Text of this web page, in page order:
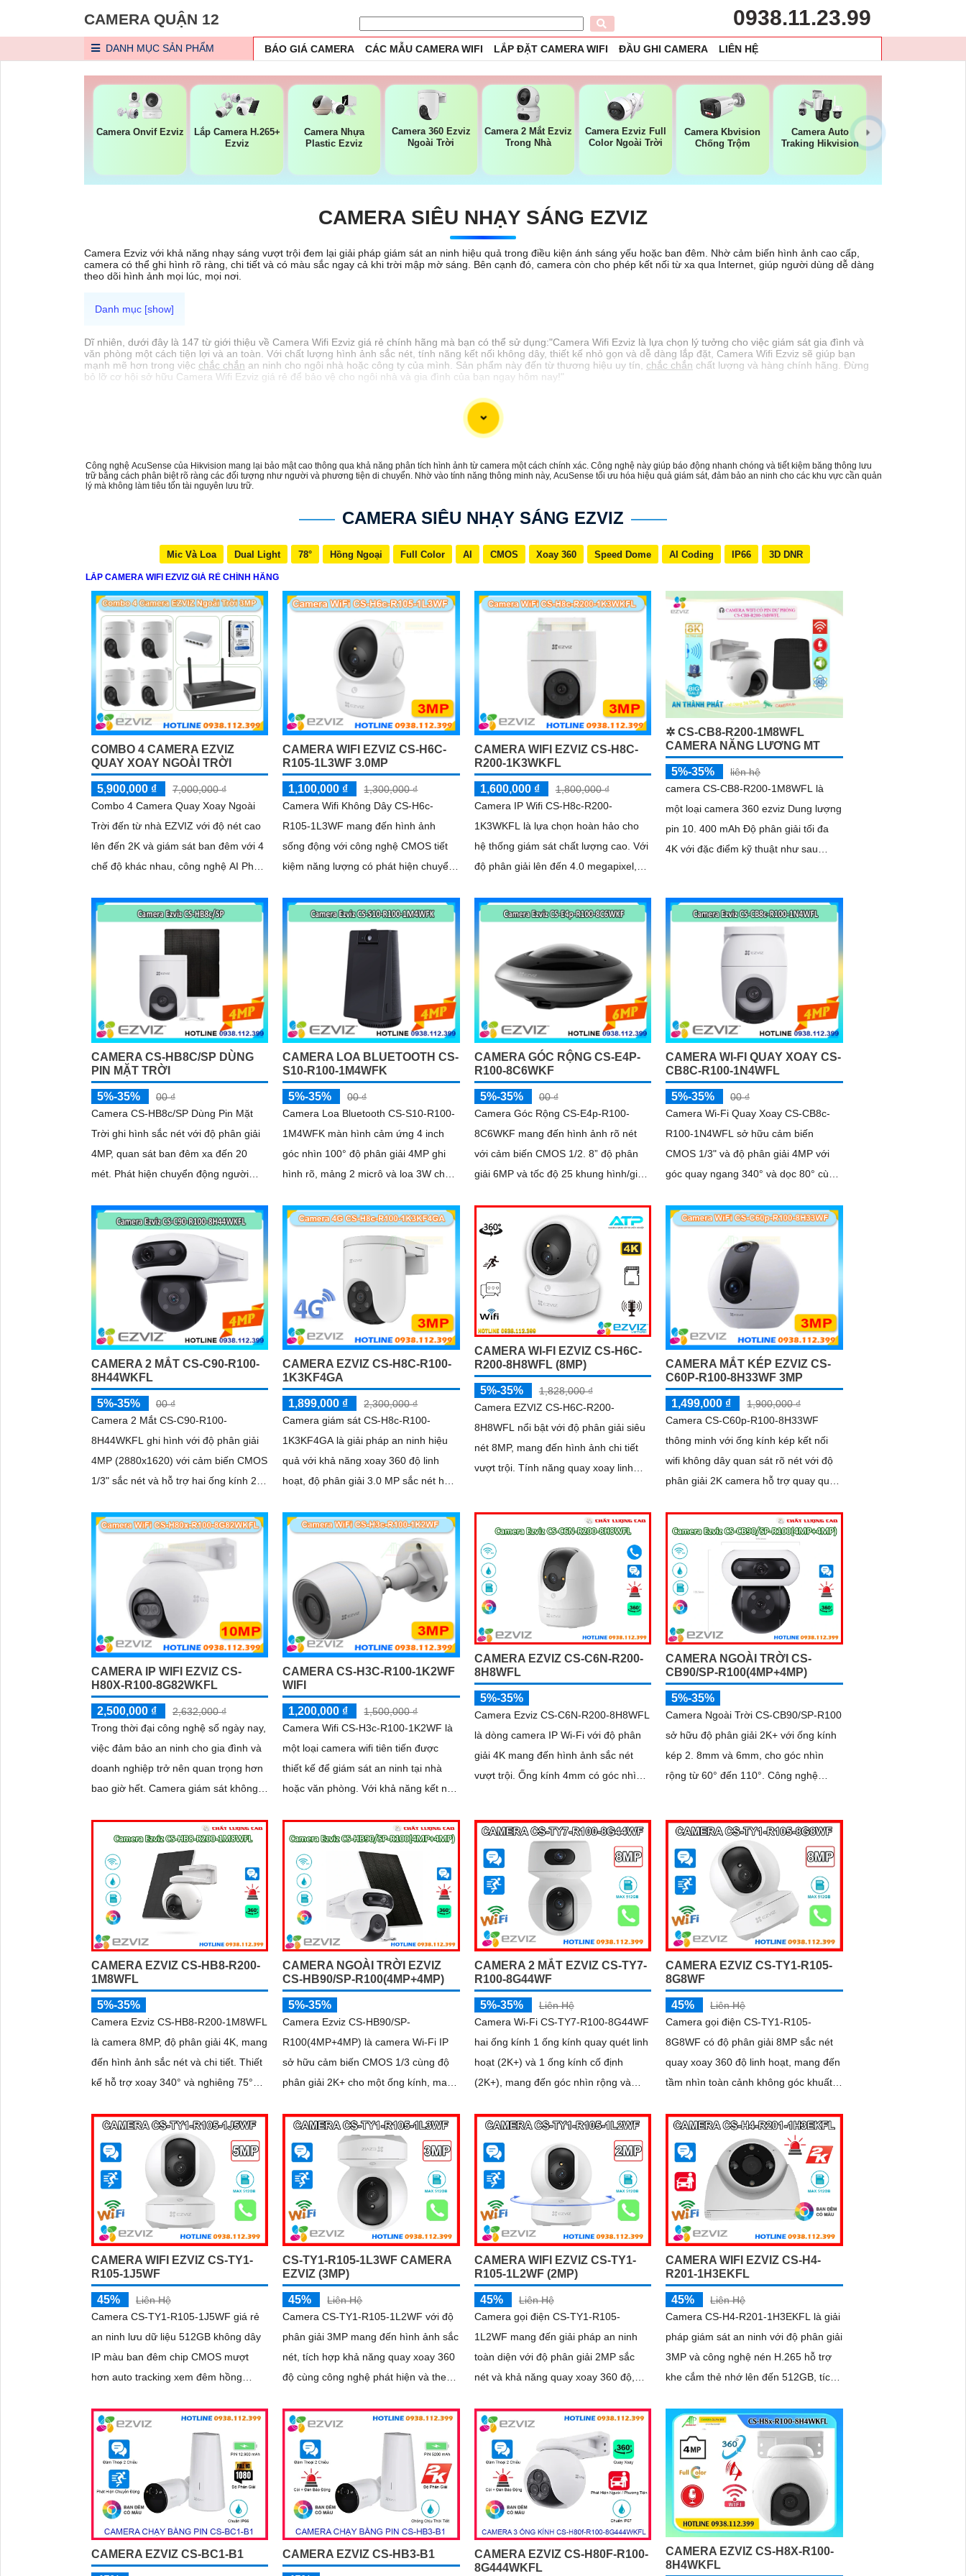
CAMERA QUẬN 12 0938.11.23.99
DANH MỤC SẢN PHẨM BÁO GIÁ CAMERA CÁC MẪU CAMERA WIFI LẮP ĐẶT CAMERA WIFI ĐẦU GHI CAMERA LIÊN HỆ
Camera Onvif Ezviz
Lắp Camera H.265+
Ezviz
Camera Nhựa
Plastic Ezviz
Camera 360 Ezviz
Ngoài Trời
Camera 2 Mắt Ezviz
Trong Nhà
Camera Ezviz Full
Color Ngoài Trời
Camera Kbvision
Chống Trộm
Camera Auto
Traking Hikvision
CAMERA SIÊU NHẠY SÁNG EZVIZ
Camera Ezviz với khả năng nhạy sáng vượt trội đem lại giải pháp giám sát an ninh hiệu quả trong điều kiện ánh sáng yếu hoặc ban đêm. Nhờ cảm biến hình ảnh cao cấp,
camera có thể ghi hình rõ ràng, chi tiết và có màu sắc ngay cả khi trời mập mờ sáng. Bên cạnh đó, camera còn cho phép kết nối từ xa qua Internet, giúp người dùng dễ dàng
theo dõi hình ảnh mọi lúc, mọi nơi.
Dĩ nhiên, dưới đây là 147 từ giới thiệu về Camera Wifi Ezviz giá rẻ chính hãng mà bạn có thể sử dụng:"Camera Wifi Ezviz là lựa chọn lý tưởng cho việc giám sát gia đình và
văn phòng một cách tiện lợi và an toàn. Với chất lượng hình ảnh sắc nét, tính năng kết nối không dây, thiết kế nhỏ gọn và dễ dàng lắp đặt, Camera Wifi Ezviz sẽ giúp bạn
mạnh mẽ hơn trong việc chắc chắn an ninh cho ngôi nhà hoặc công ty của mình. Sản phẩm này đến từ thương hiệu uy tín, chắc chắn chất lượng và hàng chính hãng. Đừng
bỏ lỡ cơ hội sở hữu Camera Wifi Ezviz giá rẻ để bảo vệ cho ngôi nhà và gia đình của bạn ngay hôm nay!"
Công nghệ AcuSense của Hikvision mang lại bảo mật cao thông qua khả năng phân tích hình ảnh từ camera một cách chính xác. Công nghệ này giúp báo động nhanh chóng và tiết kiệm băng thông lưu
trữ bằng cách phân biệt rõ ràng các đối tượng như người và phương tiện di chuyển. Nhờ vào tính năng thông minh này, AcuSense tối ưu hóa hiệu quả giám sát, đảm bảo an ninh cho các khu vực cần quản
lý mà không làm tiêu tốn tài nguyên lưu trữ.
CAMERA SIÊU NHẠY SÁNG EZVIZ
Mic Và Loa Dual Light 78° Hồng Ngoại Full Color AI CMOS Xoay 360 Speed Dome AI Coding IP66 3D DNR
LẮP CAMERA WIFI EZVIZ GIÁ RẺ CHÍNH HÃNG
COMBO 4 CAMERA EZVIZ
QUAY XOAY NGOÀI TRỜI
5,900,000 ₫
7,000,000 ₫
Combo 4 Camera Quay Xoay Ngoài
Trời đến từ nhà EZVIZ với độ nét cao
lên đến 2K và giám sát ban đêm với 4
chế độ khác nhau, công nghệ AI Phát
chuẩn sát được quản lý tập trung bởi
đầu ghi hình IP WiFi
CAMERA WIFI EZVIZ CS-H6C-
R105-1L3WF 3.0MP
1,100,000 ₫
1,300,000 ₫
Camera Wifi Không Dây CS-H6c-
R105-1L3WF mang đến hình ảnh
sống động với công nghệ CMOS tiết
kiệm năng lượng có phát hiện chuyển
xem ban đêm 10m Hồng Ngoại lưu
độc lập trên thẻ nhớ
CAMERA WIFI EZVIZ CS-H8C-
R200-1K3WKFL
1,600,000 ₫
1,800,000 ₫
Camera IP Wifi CS-H8c-R200-
1K3WKFL là lựa chọn hoàn hảo cho
hệ thống giám sát chất lượng cao. Với
độ phân giải lên đến 4.0 megapixel,
nét
✲ CS-CB8-R200-1M8WFL
CAMERA NĂNG LƯƠNG MT
5%-35%
liên hệ
camera CS-CB8-R200-1M8WFL là
một loại camera 360 ezviz Dung lượng
pin 10. 400 mAh Độ phân giải tối đa
4K với đặc điểm kỹ thuật như sau
IP góc quay rộng với ống kính 3
CAMERA CS-HB8C/SP DÙNG
PIN MẶT TRỜI
5%-35%
00 ₫
Camera CS-HB8c/SP Dùng Pin Mặt
Trời ghi hình sắc nét với độ phân giải
4MP, quan sát ban đêm xa đến 20
mét. Phát hiện chuyển động người
CAMERA LOA BLUETOOTH CS-
S10-R100-1M4WFK
5%-35%
00 ₫
Camera Loa Bluetooth CS-S10-R100-
1M4WFK màn hình cảm ứng 4 inch
góc nhìn 100° độ phân giải 4MP ghi
hình rõ, mảng 2 micrô và loa 3W cho
CAMERA GÓC RỘNG CS-E4P-
R100-8C6WKF
5%-35%
00 ₫
Camera Góc Rộng CS-E4p-R100-
8C6WKF mang đến hình ảnh rõ nét
với cảm biến CMOS 1/2. 8” độ phân
giải 6MP và tốc độ 25 khung hình/giây.
CAMERA WI-FI QUAY XOAY CS-
CB8C-R100-1N4WFL
5%-35%
00 ₫
Camera Wi-Fi Quay Xoay CS-CB8c-
R100-1N4WFL sở hữu cảm biến
CMOS 1/3" và độ phân giải 4MP với
góc quay ngang 340° và dọc 80° cùng
trợ nén H
CAMERA 2 MẮT CS-C90-R100-
8H44WKFL
5%-35%
00 ₫
Camera 2 Mắt CS-C90-R100-
8H44WKFL ghi hình với độ phân giải
4MP (2880x1620) với cảm biến CMOS
1/3" sắc nét và hỗ trợ hai ống kính 2.
30m và ban...
CAMERA EZVIZ CS-H8C-R100-
1K3KF4GA
1,899,000 ₫
2,300,000 ₫
Camera giám sát CS-H8c-R100-
1K3KF4GA là giải pháp an ninh hiệu
quả với khả năng xoay 360 độ linh
hoạt, độ phân giải 3.0 MP sắc nét hỗ
phát hiện chuyển động con người
CAMERA WI-FI EZVIZ CS-H6C-
R200-8H8WFL (8MP)
5%-35%
1,828,000 ₫
Camera EZVIZ CS-H6C-R200-
8H8WFL nổi bật với độ phân giải siêu
nét 8MP, mang đến hình ảnh chi tiết
vượt trội. Tính năng quay xoay linh
CAMERA MẮT KÉP EZVIZ CS-
C60P-R100-8H33WF 3MP
1,499,000 ₫
1,900,000 ₫
Camera CS-C60p-R100-8H33WF
thông minh với ống kính kép kết nối
wifi không dây quan sát rõ nét với độ
phân giải 2K camera hỗ trợ quay quét
tích hợp nút gọi điện cảm ứng nhanh
chóng Với chuẩn nén H.265 camera
giúp tiết kiệm băng thông và dung
lượng lưu trữ hiệu quả
CAMERA IP WIFI EZVIZ CS-
H80X-R100-8G82WKFL
2,500,000 ₫
2,632,000 ₫
Trong thời đại công nghệ số ngày nay,
việc đảm bảo an ninh cho gia đình và
doanh nghiệp trở nên quan trọng hơn
bao giờ hết. Camera giám sát không
xung quanh mà còn mang lại sự an
tâm cho bạn và những người thân yêu
CAMERA CS-H3C-R100-1K2WF
WIFI
1,200,000 ₫
1,500,000 ₫
Camera Wifi CS-H3c-R100-1K2WF là
một loại camera wifi tiên tiến được
thiết kế để giám sát an ninh tại nhà
hoặc văn phòng. Với khả năng kết nối
truy cập và kiểm soát từ xa thông qua
CAMERA EZVIZ CS-C6N-R200-
8H8WFL
5%-35%
Camera Ezviz CS-C6N-R200-8H8WFL
là dòng camera IP Wi-Fi với độ phân
giải 4K mang đến hình ảnh sắc nét
vượt trội. Ống kính 4mm có góc nhìn
CAMERA NGOÀI TRỜI CS-
CB90/SP-R100(4MP+4MP)
5%-35%
Camera Ngoài Trời CS-CB90/SP-R100
sở hữu độ phân giải 2K+ với ống kính
kép 2. 8mm và 6mm, cho góc nhìn
rộng từ 60° đến 110°. Công nghệ
CAMERA EZVIZ CS-HB8-R200-
1M8WFL
5%-35%
Camera Ezviz CS-HB8-R200-1M8WFL
là camera 8MP, độ phân giải 4K, mang
đến hình ảnh sắc nét và chi tiết. Thiết
kế hỗ trợ xoay 340° và nghiêng 75°
nén H.265/H
CAMERA NGOÀI TRỜI EZVIZ
CS-HB90/SP-R100(4MP+4MP)
5%-35%
Camera Ezviz CS-HB90/SP-
R100(4MP+4MP) là camera Wi-Fi IP
sở hữu cảm biến CMOS 1/3 cùng độ
phân giải 2K+ cho một ống kính, mang
kính kép 2
CAMERA 2 MẮT EZVIZ CS-TY7-
R100-8G44WF
5%-35%
Liên Hệ
Camera Wi-Fi CS-TY7-R100-8G44WF
hai ống kính 1 ống kính quay quét linh
hoạt (2K+) và 1 ống kính cố định
(2K+), mang đến góc nhìn rộng và
nhân tạo (AI), camera có thể nhận
diện chính xác hình dạng con người
CAMERA EZVIZ CS-TY1-R105-
8G8WF
45%
Liên Hệ
Camera gọi điện CS-TY1-R105-
8G8WF có độ phân giải 8MP sắc nét
quay xoay 360 độ linh hoạt, mang đến
tầm nhìn toàn cảnh không góc khuất.
thông minh giúp giám sát chính xác,
kết hợp với tính năng đàm thoại hai
chiều giao tiếp dễ dàng từ xa
CAMERA WIFI EZVIZ CS-TY1-
R105-1J5WF
45%
Liên Hệ
Camera CS-TY1-R105-1J5WF giá rẻ
an ninh lưu dữ liệu 512GB không dây
IP màu ban đêm chip CMOS mượt
hơn auto tracking xem đêm hồng
nét 5.0 MP Smart IR
CS-TY1-R105-1L3WF CAMERA
EZVIZ (3MP)
45%
Liên Hệ
Camera CS-TY1-R105-1L2WF với độ
phân giải 3MP mang đến hình ảnh sắc
nét, tích hợp khả năng quay xoay 360
độ cùng công nghệ phát hiện và theo
sát toàn diện, không bỏ lỡ bất kỳ
khoảnh khắc quan trọng nào. Hỗ trợ
đàm thoại hai chiều, tầm nhìn hồng
ngoại lên đến 10m và khe cắm thẻ
nhớ dung lượng 512GB, đây chính là
camera tối ưu với mức giá vô cùng
hấp dẫn
CAMERA WIFI EZVIZ CS-TY1-
R105-1L2WF (2MP)
45%
Liên Hệ
Camera gọi điện CS-TY1-R105-
1L2WF mang đến giải pháp an ninh
toàn diện với độ phân giải 2MP sắc
nét và khả năng quay xoay 360 độ,
nghệ AI thông minh tự động phát hiện,
theo dõi chuyển động, kết hợp đàm
thoại 2 chiều, giúp bạn giao tiếp dễ
dàng từ xa
CAMERA WIFI EZVIZ CS-H4-
R201-1H3EKFL
45%
Liên Hệ
Camera CS-H4-R201-1H3EKFL là giải
pháp giám sát an ninh với độ phân giải
3MP và công nghệ nén H.265 hỗ trợ
khe cắm thẻ nhớ lên đến 512GB, tích
20m, mang đến hình ảnh ban đêm rõ
nét, có màu
CAMERA EZVIZ CS-BC1-B1 CAMERA EZVIZ CS-HB3-B1
CAMERA EZVIZ CS-H80F-R100-
8G444WKFL
CAMERA EZVIZ CS-H8X-R100-
8H4WKFL